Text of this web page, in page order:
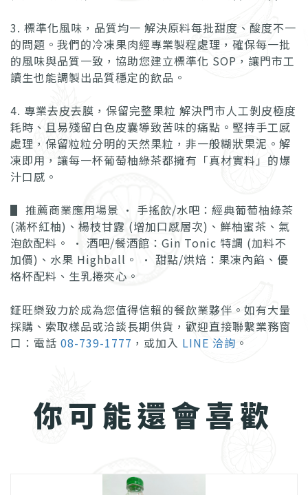
3. 標準化風味，品質均一 解決原料每批甜度、酸度不一
的問題。我們的冷凍果肉經專業製程處理，確保每一批
的風味與品質一致，協助您建立標準化 SOP，讓門市工
讀生也能調製出品質穩定的飲品。
4. 專業去皮去膜，保留完整果粒 解決門市人工剝皮極度
耗時、且易殘留白色皮囊導致苦味的痛點。堅持手工感
處理，保留粒粒分明的天然果粒，非一般糊狀果泥。解
凍即用，讓每一杯葡萄柚綠茶都擁有「真材實料」的爆
汁口感。
▋ 推薦商業應用場景 • 手搖飲/水吧：經典葡萄柚綠茶
(滿杯紅柚)、楊枝甘露 (增加口感層次)、鮮柚蜜茶、氣
泡飲配料。 • 酒吧/餐酒館：Gin Tonic 特調 (加料不
加價)、水果 Highball。 • 甜點/烘焙：果凍內餡、優
格杯配料、生乳捲夾心。
鉦旺樂致力於成為您值得信賴的餐飲業夥伴。如有大量
採購、索取樣品或洽談長期供貨，歡迎直接聯繫業務窗
口：電話 08-739-1777 ，或加入 LINE 洽詢 。
你可能還會喜歡